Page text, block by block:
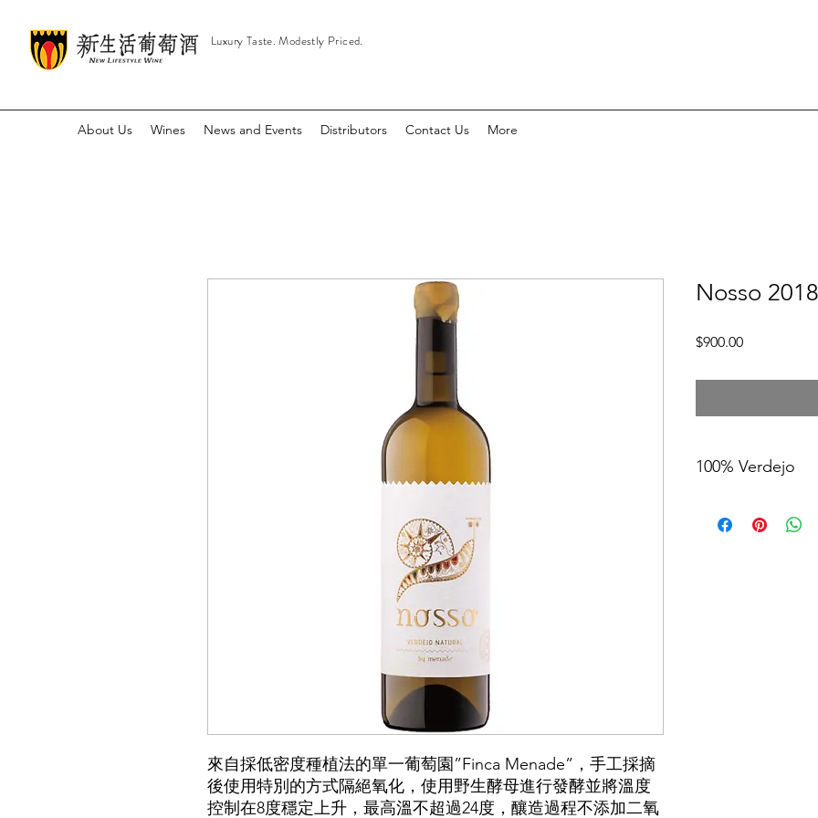
Luxury Taste. Modestly Priced.
About Us Wines News and Events Distributors Contact Us More
來自採低密度種植法的單一葡萄園”Finca Menade”，手工採摘
後使用特別的方式隔絕氧化，使用野生酵母進行發酵並將溫度
控制在8度穩定上升，最高溫不超過24度，釀造過程不添加二氧
Nosso
$900.00價
100% Verdejo
得獎紀錄：RP 90、